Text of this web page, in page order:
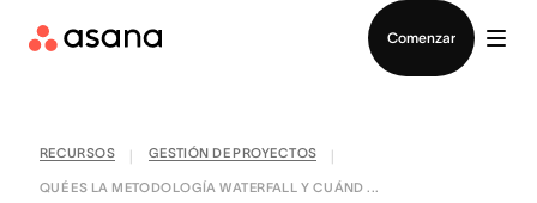
Comenzar
RECURSOS GESTIÓN DE PROYECTOS
QUÉ ES LA METODOLOGÍA WATERFALL Y CUÁND ...